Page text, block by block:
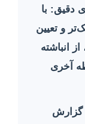
دقیق: با
و تعیین
انباشته
آخری
گزارش